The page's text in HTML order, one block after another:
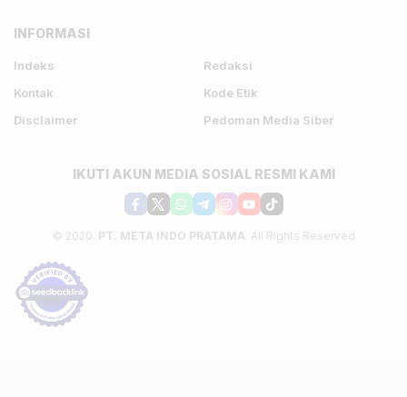
INFORMASI
Indeks
Redaksi
Kontak
Kode Etik
Disclaimer
Pedoman Media Siber
IKUTI AKUN MEDIA SOSIAL RESMI KAMI
© 2020. PT. META INDO PRATAMA . All Rights Reserved